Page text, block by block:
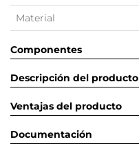
Material
Componentes
Descripción del producto
Ventajas del producto
Documentación